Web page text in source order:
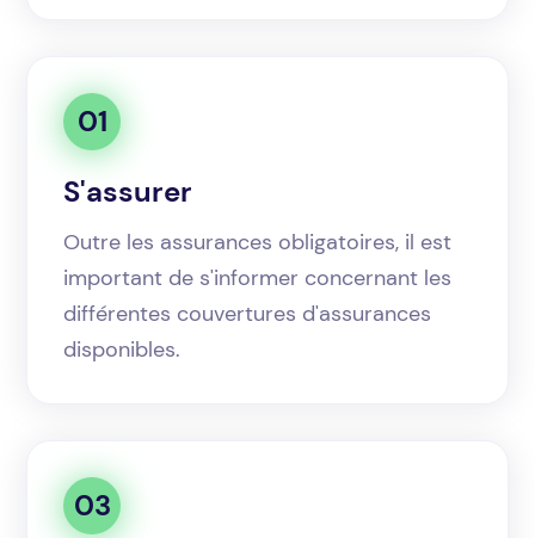
01
S'assurer
Outre les assurances obligatoires, il est
important de s'informer concernant les
différentes couvertures d'assurances
disponibles.
03